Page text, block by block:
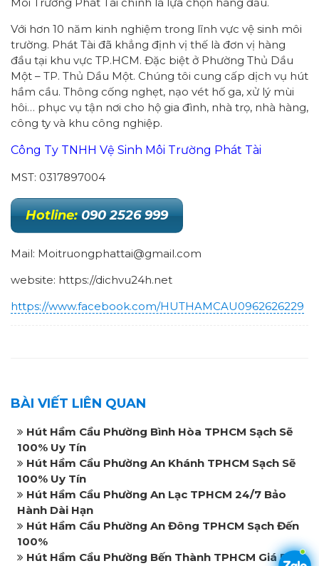
Với hơn 10 năm kinh nghiệm trong lĩnh vực vệ sinh môi
trường. Phát Tài đã khẳng định vị thế là đơn vị hàng
đầu tại khu vực TP.HCM. Đặc biệt ở Phường Thủ Dầu
Một – TP. Thủ Dầu Một. Chúng tôi cung cấp dịch vụ hút
hầm cầu. Thông cống nghẹt, nạo vét hố ga, xử lý mùi
hôi… phục vụ tận nơi cho hộ gia đình, nhà trọ, nhà hàng,
công ty và khu công nghiệp.
Công Ty TNHH Vệ Sinh Môi Trường Phát Tài
MST: 0317897004
Hotline: 090 2526 999
Mail: Moitruongphattai@gmail.com
website: https://dichvu24h.net
https://www.facebook.com/HUTHAMCAU0962626229
BÀI VIẾT LIÊN QUAN
Hút Hầm Cầu Phường Bình Hòa TPHCM Sạch Sẽ
100% Uy Tín
Hút Hầm Cầu Phường An Khánh TPHCM Sạch Sẽ
100% Uy Tín
Hút Hầm Cầu Phường An Lạc TPHCM 24/7 Bảo
Hành Dài Hạn
Hút Hầm Cầu Phường An Đông TPHCM Sạch Đến
100%
Hút Hầm Cầu Phường Bến Thành TPHCM Giá Rẻ